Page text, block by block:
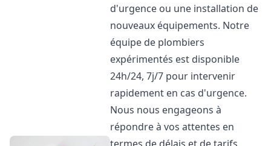
d'urgence ou une installation de
nouveaux équipements. Notre
équipe de plombiers
expérimentés est disponible
24h/24, 7j/7 pour intervenir
rapidement en cas d'urgence.
Nous nous engageons à
répondre à vos attentes en